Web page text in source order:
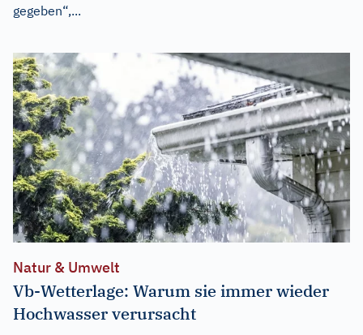
gegeben“,...
Natur & Umwelt
Vb-Wetterlage: Warum sie immer wieder
Hochwasser verursacht